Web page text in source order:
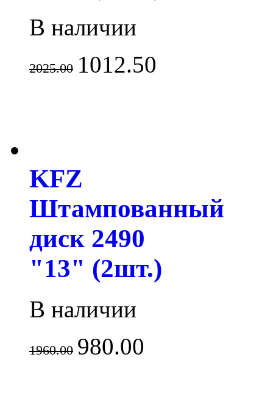
В наличии
2025.00 1012.50
KFZ
Штампованный
диск 2490
"13" (2шт.)
В наличии
1960.00 980.00